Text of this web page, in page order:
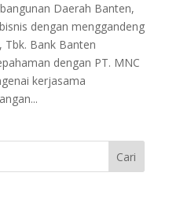
Daerah Banten,
dengan menggandeng
Tbk. Bank Banten
dengan PT. MNC
kerjasama